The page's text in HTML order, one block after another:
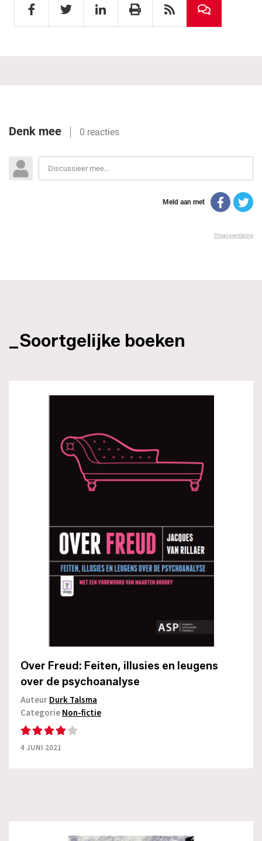
_Soortgelijke boeken
Over Freud: Feiten, illusies en leugens
over de psychoanalyse
AuteurDurk Talsma
CategorieNon-fictie
4 JUNI 2021